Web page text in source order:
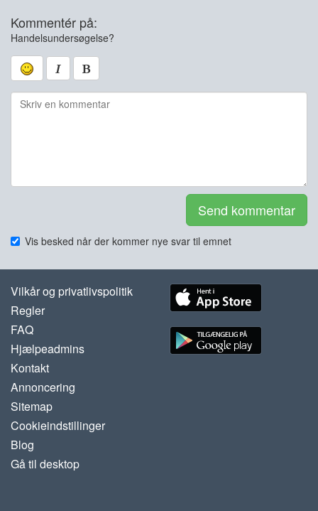
Kommentér på:
Handelsundersøgelse?
Send kommentar
Vis besked når der kommer nye svar til emnet
Vilkår og privatlivspolitik
Regler
FAQ
Hjælpeadmins
Kontakt
Annoncering
Sitemap
Cookieindstillinger
Blog
Gå til desktop